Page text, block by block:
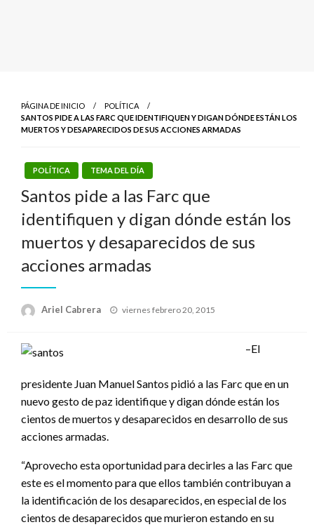
PÁGINA DE INICIO
POLÍTICA
SANTOS PIDE A LAS FARC QUE IDENTIFIQUEN Y DIGAN DÓNDE ESTÁN LOS
MUERTOS Y DESAPARECIDOS DE SUS ACCIONES ARMADAS
POLÍTICA TEMA DEL DÍA
Santos pide a las Farc que
identifiquen y digan dónde están los
muertos y desaparecidos de sus
acciones armadas
Ariel Cabrera
Publicado
viernes febrero 20, 2015
–El
presidente Juan Manuel Santos pidió a las Farc que en un
nuevo gesto de paz identifique y digan dónde están los
cientos de muertos y desaparecidos en desarrollo de sus
acciones armadas.
“Aprovecho esta oportunidad para decirles a las Farc que
este es el momento para que ellos también contribuyan a
la identificación de los desaparecidos, en especial de los
cientos de desaparecidos que murieron estando en su